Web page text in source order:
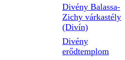
Divény Balassa-
Zichy várkastély
(Divín)
Divény
erődtemplom